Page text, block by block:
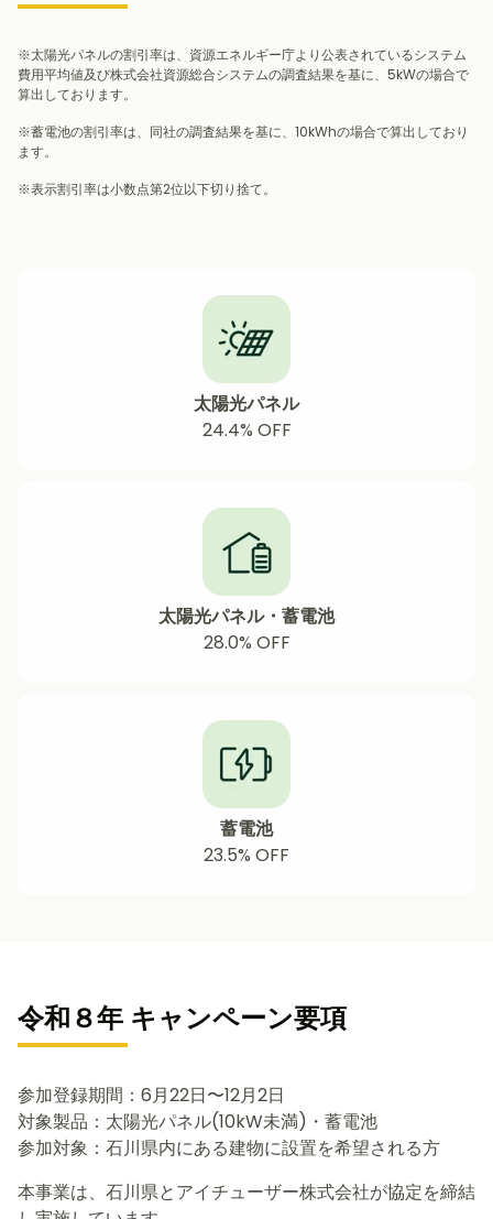
※太陽光パネルの割引率は、資源エネルギー庁より公表されているシステム
費用平均値及び株式会社資源総合システムの調査結果を基に、5kWの場合で
算出しております。
※蓄電池の割引率は、同社の調査結果を基に、10kWhの場合で算出しており
ます。
※表示割引率は小数点第2位以下切り捨て。
太陽光パネル
24.4% OFF
太陽光パネル・蓄電池
28.0% OFF
蓄電池
23.5% OFF
令和８年 キャンペーン要項
参加登録期間：6月22日〜12月2日
対象製品：太陽光パネル(10kW未満)・蓄電池
参加対象：石川県内にある建物に設置を希望される方
本事業は、石川県とアイチューザー株式会社が協定を締結